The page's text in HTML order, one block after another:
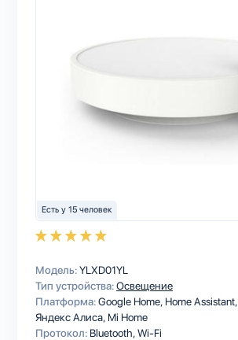
Есть у 15 человек
Модель:YLXD01YL
Тип устройства:Освещение
Платформа:Google Home Home Assistant
Яндекс Алиса Mi Home
Протокол: BluetoothWi-Fi